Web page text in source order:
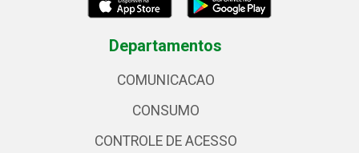
Departamentos
COMUNICACAO
CONSUMO
CONTROLE DE ACESSO